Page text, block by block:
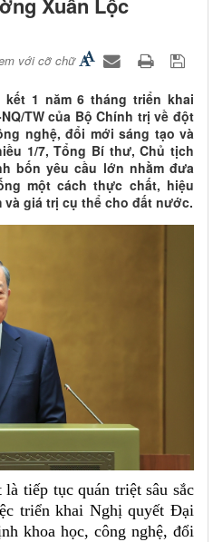
với cỡ chữ
1 năm 6 tháng triển khai
TW của Bộ Chính trị về đột
nghệ, đổi mới sáng tạo và
1/7, Tổng Bí thư, Chủ tịch
bốn yêu cầu lớn nhằm đưa
một cách thực chất, hiệu
giá trị cụ thể cho đất nước.
tiếp tục quán triệt sâu sắc
triển khai Nghị quyết Đại
khoa học, công nghệ, đổi